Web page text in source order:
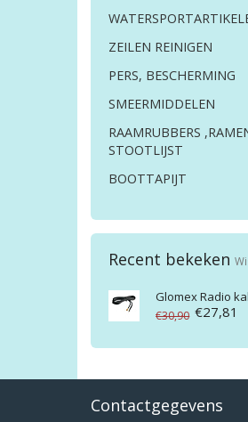
ZEILEN REINIGEN
PERS, BESCHERMING
SMEERMIDDELEN
RAAMRUBBERS
STOOTLIJST
BOOTTAPIJT
Recent bekeken
GlomexRadio
€30,90 €27,81
Contactgegevens